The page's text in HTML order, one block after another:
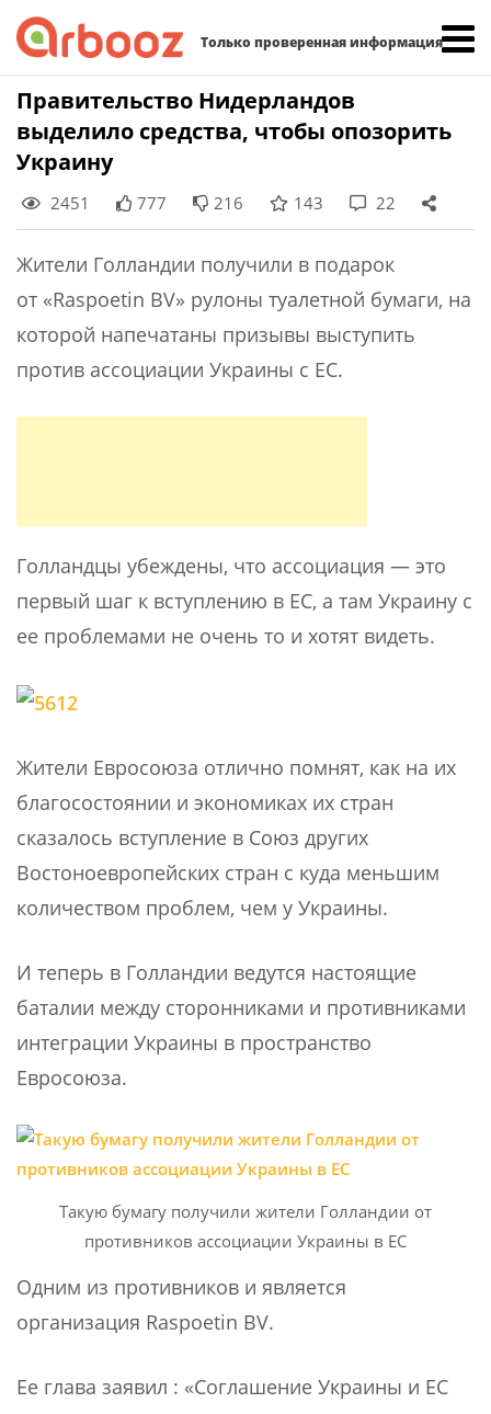
Только проверенная информация
Skip
content
Правительство Нидерландов
выделило средства, чтобы опозорить
Украину
2451 777 216 143 22
Жители Голландии получили в подарок
от «Raspoetin BV» рулоны туалетной бумаги, на
которой напечатаны призывы выступить
против ассоциации Украины с ЕС.
Голландцы убеждены, что ассоциация — это
первый шаг к вступлению в ЕС, а там Украину с
ее проблемами не очень то и хотят видеть.
Жители Евросоюза отлично помнят, как на их
благосостоянии и экономиках их стран
сказалось вступление в Союз других
Востоноевропейских стран с куда меньшим
количеством проблем, чем у Украины.
И теперь в Голландии ведутся настоящие
баталии между сторонниками и противниками
интеграции Украины в пространство
Евросоюза.
Такую бумагу получили жители Голландии от
противников ассоциации Украины в ЕС
Одним из противников и является
организация Raspoetin BV.
Ее глава заявил : «Соглашение Украины и ЕС
Найти: